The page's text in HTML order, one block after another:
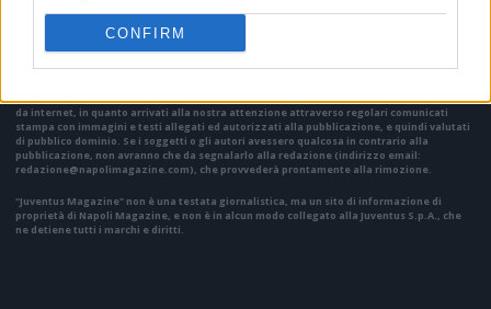
CONFIRM
Alcune foto (screenshot) ed articoli presenti su "Juventus Magazine" sono in parte giunti
da internet, in quanto arrivati alla nostra attenzione attraverso regolari comunicati
stampa con immagini e testi allegati ed autorizzati alla pubblicazione, e quindi valutati
di pubblico dominio. Se i soggetti o gli autori avessero qualcosa in contrario alla
pubblicazione, non avranno che da segnalarlo alla redazione (indirizzo email:
redazione@napolimagazine.com), che provvederà prontamente alla rimozione.
"Juventus Magazine" non è una testata giornalistica, ma un sito di informazione di
proprietà di Napoli Magazine, e non è in alcun modo collegato alla Juventus S.p.A., che
ne detiene tutti i marchi e diritti.